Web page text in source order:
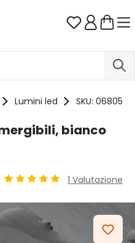
Hai 0
Lumini led SKU: 06805
bianco
1 Valutazione